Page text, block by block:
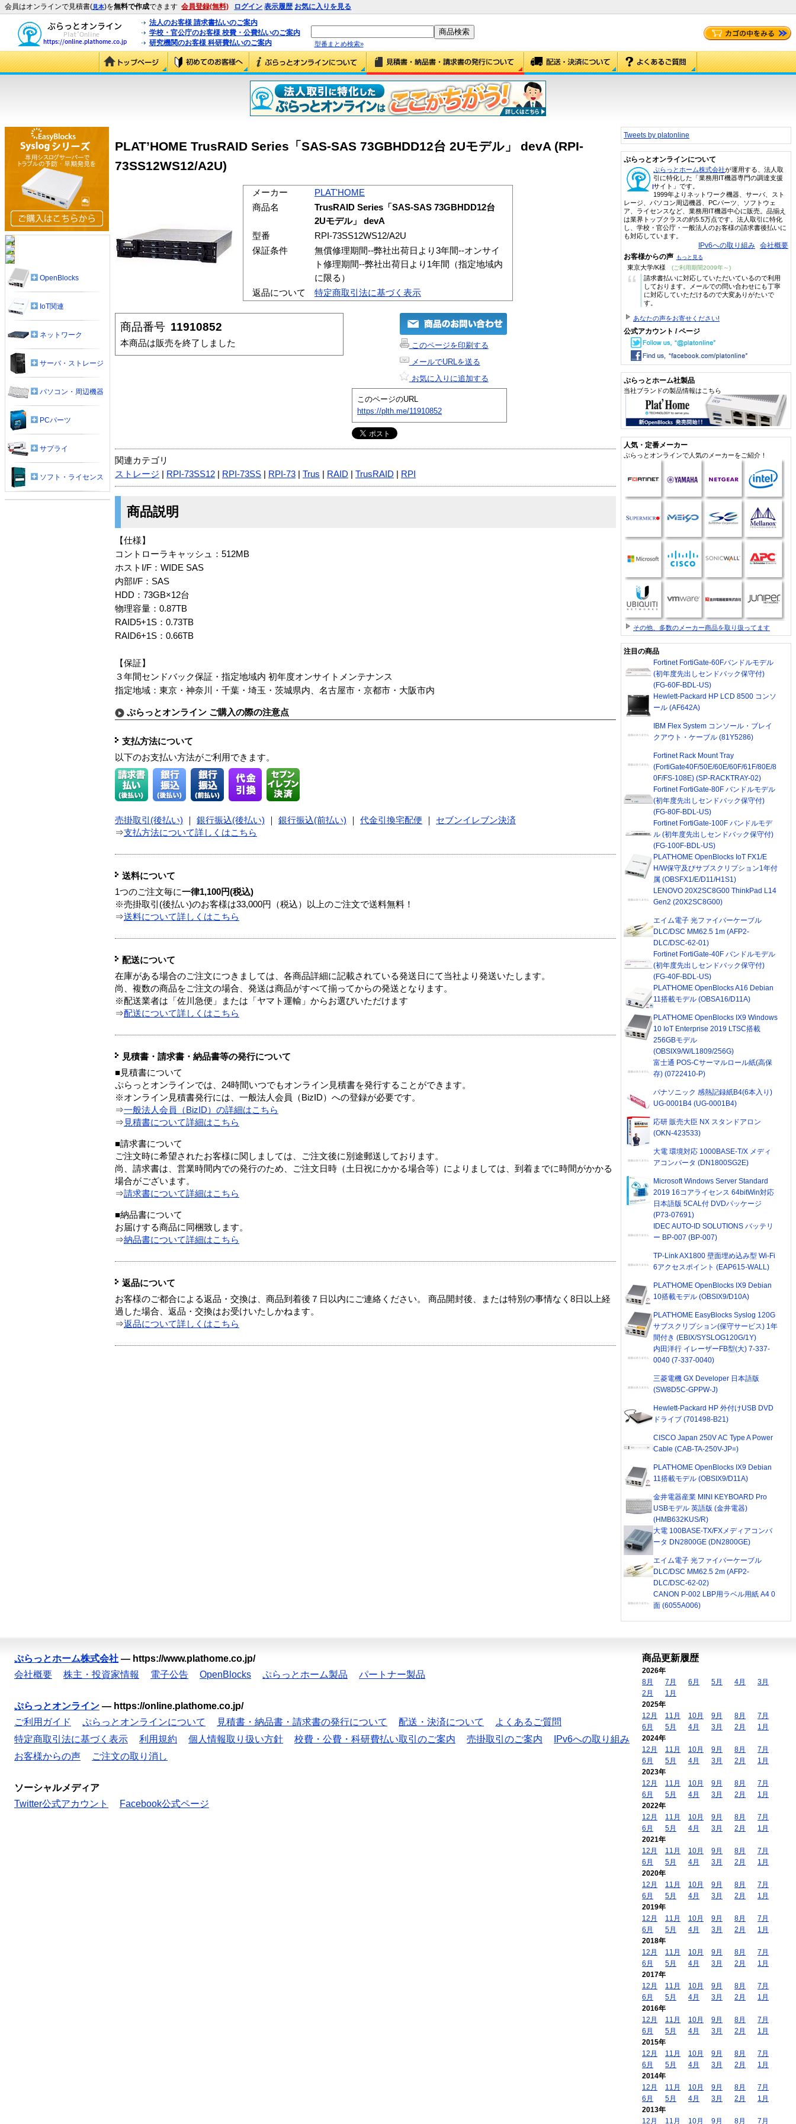
会員はオンラインで見積書(見本)を無料で作成できます 会員登録(無料) ログイン 表示履歴 お気に入りを見る
法人のお客様 請求書払いのご案内
学校・官公庁のお客様 校費・公費払いのご案内
研究機関のお客様 科研費払いのご案内
型番まとめ検索»
PLAT’HOME TrusRAID Series「SAS-SAS 73GBHDD12台 2Uモデル」 devA (RPI-
73SS12WS12/A2U)
メーカー
PLAT'HOME
商品名
TrusRAID Series「SAS-SAS 73GBHDD12台
2Uモデル」 devA
型番
RPI-73SS12WS12/A2U
保証条件
無償修理期間--弊社出荷日より3年間--オンサイ
ト修理期間--弊社出荷日より1年間（指定地域内
に限る）
返品について
特定商取引法に基づく表示
商品番号 11910852
本商品は販売を終了しました
このページを印刷する
メールでURLを送る
お気に入りに追加する
このページのURL
https://plth.me/11910852
関連カテゴリ
ストレージ
RPI-73SS12 RPI-73SS RPI-73 Trus RAID TrusRAID RPI
商品説明
【仕様】
コントローラキャッシュ：512MB
ホストI/F：WIDE SAS
内部I/F：SAS
HDD：73GB×12台
物理容量：0.87TB
RAID5+1S：0.73TB
RAID6+1S：0.66TB
【保証】
３年間センドバック保証・指定地域内 初年度オンサイトメンテナンス
指定地域：東京・神奈川・千葉・埼玉・茨城県内、名古屋市・京都市・大阪市内
ぷらっとオンライン ご購入の際の注意点
支払方法について
以下のお支払い方法がご利用できます。
売掛取引(後払い) 銀行振込(後払い) 銀行振込(前払い) 代金引換宅配便
セブンイレブン決済
⇒支払方法について詳しくはこちら
送料について
1つのご注文毎に一律1,100円(税込)
※売掛取引(後払い)のお客様は33,000円（税込）以上のご注文で送料無料！
⇒送料について詳しくはこちら
配送について
在庫がある場合のご注文につきましては、各商品詳細に記載されている発送日にて当社より発送いたします。
尚、複数の商品をご注文の場合、発送は商品がすべて揃ってからの発送となります。
※配送業者は「佐川急便」または「ヤマト運輸」からお選びいただけます
⇒配送について詳しくはこちら
見積書・請求書・納品書等の発行について
■見積書について
ぷらっとオンラインでは、24時間いつでもオンライン見積書を発行することができます。
※オンライン見積書発行には、一般法人会員（BizID）への登録が必要です。
⇒一般法人会員（BizID）の詳細はこちら
⇒ 見積書について詳細はこちら
■請求書について
ご注文時に希望されたお客様に関しましては、ご注文後に別途郵送しております。
尚、請求書は、営業時間内での発行のため、ご注文日時（土日祝にかかる場合等）によりましては、到着までに時間がかかる
場合がございます。
⇒請求書について詳細はこちら
■納品書について
お届けする商品に同梱致します。
⇒納品書について詳細はこちら
返品について
お客様のご都合による返品・交換は、商品到着後７日以内にご連絡ください。 商品開封後、または特別の事情なく8日以上経
過した場合、返品・交換はお受けいたしかねます。
⇒返品について詳しくはこちら
OpenBlocks
IoT関連
ネットワーク
サーバ・ストレージ
パソコン・周辺機器
PCパーツ
サプライ
ソフト・ライセンス
Tweets by platonline
ぷらっとオンラインについて
ぷらっとホーム株式会社が運用する、法人取
引に特化した「業務用IT機器専門の調達支援
サイト」です。
1999年よりネットワーク機器、サーバ、スト
レージ、パソコン周辺機器、PCパーツ、ソフトウェ
ア、ライセンスなど、業務用IT機器中心に販売。品揃え
は業界トップクラスの約5.5万点です。法人取引に特化
し、学校・官公庁・一般法人のお客様の請求書後払いに
も対応しています。
IPv6への取り組み 会社概要
お客様からの声 もっと見る
東京大学/K様 (ご利用期間2009年～)
“
請求書払いに対応していただいているので利用
しております。メールでの問い合わせにも丁寧
に対応していただけるので大変ありがたいで
す。
あなたの声をお寄せください!
公式アカウント / ページ
ぷらっとホーム社製品
当社ブランドの製品情報はこちら
人気・定番メーカー
ぷらっとオンラインで人気のメーカーをご紹介！
その他、多数のメーカー商品を取り扱ってます
注目の商品
Fortinet FortiGate-60Fバンドルモデル
(初年度先出しセンドバック保守付)
(FG-60F-BDL-US)
Hewlett-Packard HP LCD 8500 コンソ
ール (AF642A)
IBM Flex System コンソール・ブレイ
クアウト・ケーブル (81Y5286)
Fortinet Rack Mount Tray
(FortiGate40F/50E/60E/60F/61F/80E/8
0F/FS-108E) (SP-RACKTRAY-02)
Fortinet FortiGate-80F バンドルモデル
(初年度先出しセンドバック保守付)
(FG-80F-BDL-US)
Fortinet FortiGate-100F バンドルモデ
ル (初年度先出しセンドバック保守付)
(FG-100F-BDL-US)
PLAT'HOME OpenBlocks IoT FX1/E
H/W保守及びサブスクリプション1年付
属 (OBSFX1/E/D11/H1S1)
LENOVO 20X2SC8G00 ThinkPad L14
Gen2 (20X2SC8G00)
エイム電子 光ファイバーケーブル
DLC/DSC MM62.5 1m (AFP2-
DLC/DSC-62-01)
Fortinet FortiGate-40F バンドルモデル
(初年度先出しセンドバック保守付)
(FG-40F-BDL-US)
PLAT'HOME OpenBlocks A16 Debian
11搭載モデル (OBSA16/D11A)
PLAT'HOME OpenBlocks IX9 Windows
10 IoT Enterprise 2019 LTSC搭載
256GBモデル
(OBSIX9/W/L1809/256G)
富士通 POS-Cサーマルロール紙(高保
存) (0722410-P)
パナソニック 感熱記録紙B4(6本入り)
UG-0001B4 (UG-0001B4)
応研 販売大臣 NX スタンドアロン
(OKN-423533)
大電 環境対応 1000BASE-T/X メディ
アコンバータ (DN1800SG2E)
Microsoft Windows Server Standard
2019 16コアライセンス 64bitWin対応
日本語版 5CAL付 DVDパッケージ
(P73-07691)
IDEC AUTO-ID SOLUTIONS バッテリ
ー BP-007 (BP-007)
TP-Link AX1800 壁面埋め込み型 Wi-Fi
6アクセスポイント (EAP615-WALL)
PLAT'HOME OpenBlocks IX9 Debian
10搭載モデル (OBSIX9/D10A)
PLAT'HOME EasyBlocks Syslog 120G
サブスクリプション(保守サービス) 1年
間付き (EBIX/SYSLOG120G/1Y)
内田洋行 イレーザーFB型(大) 7-337-
0040 (7-337-0040)
三菱電機 GX Developer 日本語版
(SW8D5C-GPPW-J)
Hewlett-Packard HP 外付けUSB DVD
ドライブ (701498-B21)
CISCO Japan 250V AC Type A Power
Cable (CAB-TA-250V-JP=)
PLAT'HOME OpenBlocks IX9 Debian
11搭載モデル (OBSIX9/D11A)
金井電器産業 MINI KEYBOARD Pro
USBモデル 英語版 (金井電器)
(HMB632KUS/R)
大電 100BASE-TX/FXメディアコンバ
ータ DN2800GE (DN2800GE)
エイム電子 光ファイバーケーブル
DLC/DSC MM62.5 2m (AFP2-
DLC/DSC-62-02)
CANON P-002 LBP用ラベル用紙 A4 0
面 (6055A006)
ぷらっとホーム株式会社 — https://www.plathome.co.jp/
会社概要
株主・投資家情報 電子公告 OpenBlocks ぷらっとホーム製品 パートナー製品
ぷらっとオンライン — https://online.plathome.co.jp/
ご利用ガイド
ぷらっとオンラインについて 見積書・納品書・請求書の発行について 配送・決済について
よくあるご質問
特定商取引法に基づく表示
利用規約 個人情報取り扱い方針 校費・公費・科研費払い取引のご案内 売掛取引のご案内
IPv6への取り組み
お客様からの声
ご注文の取り消し
ソーシャルメディア
Twitter公式アカウント
Facebook公式ページ
商品更新履歴
2026年
8月
7月 6月 5月 4月
3月
2月
1月
2025年
12月
11月 10月 9月 8月
7月
6月
5月 4月 3月 2月
1月
2024年
12月
11月 10月 9月 8月
7月
6月
5月 4月 3月 2月
1月
2023年
12月
11月 10月 9月 8月
7月
6月
5月 4月 3月 2月
1月
2022年
12月
11月 10月 9月 8月
7月
6月
5月 4月 3月 2月
1月
2021年
12月
11月 10月 9月 8月
7月
6月
5月 4月 3月 2月
1月
2020年
12月
11月 10月 9月 8月
7月
6月
5月 4月 3月 2月
1月
2019年
12月
11月 10月 9月 8月
7月
6月
5月 4月 3月 2月
1月
2018年
12月
11月 10月 9月 8月
7月
6月
5月 4月 3月 2月
1月
2017年
12月
11月 10月 9月 8月
7月
6月
5月 4月 3月 2月
1月
2016年
12月
11月 10月 9月 8月
7月
6月
5月 4月 3月 2月
1月
2015年
12月
11月 10月 9月 8月
7月
6月
5月 4月 3月 2月
1月
2014年
12月
11月 10月 9月 8月
7月
6月
5月 4月 3月 2月
1月
2013年
12月
11月 10月 9月 8月 7月